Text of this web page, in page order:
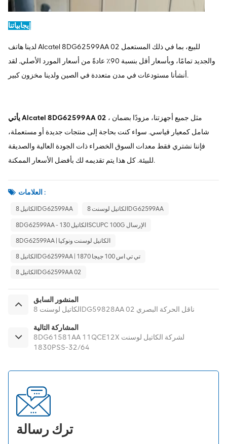
إيجابياتنا
لدينا هاتف Alcatel 8DG62599AA 02 للبيع، بما في ذلك المستعمل
والجديد تمامًا، وبأسعار أقل بنسبة 90٪ عادةً من أسعار المورد الأصلي. لقد
أنشأنا مستودعات في مدن متعددة في الصين ولدينا مخزون كبير.
يأتي Alcatel 8DG62599AA 02 ، مثل جميع أجهزتنا، مزودًا بضمان
شامل كمعيار قياسي. سواء كنت بحاجة إلى منتجات جديدة أو مستعملة،
فإننا نشتري فقط معدات السوق الخضراء ذات الجودة العالية والصديقة
للبيئة. كل هذا يتم تقديمه لك بأفضل الأسعار الممكنة.
العلامات :
الكاتيل 8DG62599AA الكاتيل لوسنت 8DG62599AA
8DG62599AA - الكاتيل 130SCUPC 100G الإرسال
8DG62599AA | الكاتيل لوسنت ونوكيا
الكاتيل 8DG62599AA | 1870 تي تي اس 100 جيجا
الكاتيل 8DG62599AA 02
المنشور السابق
الكاتيل لوسنت 8DG59828AA 02 ناقل الحركة البصري
المشاركة التالية
8DG61581AA 11QCE12X لشركة الكاتيل لوسنت
1830PSS-32/64
ترك رسالة